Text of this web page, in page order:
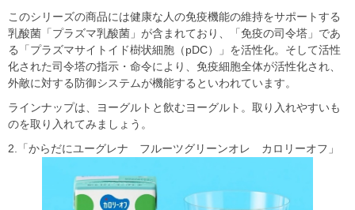
このシリーズの商品には健康な人の免疫機能の維持をサポートする
乳酸菌「プラズマ乳酸菌」が含まれており、「免疫の司令塔」であ
る「プラズマサイトイド樹状細胞（pDC）」を活性化。そして活性
化された司令塔の指示・命令により、免疫細胞全体が活性化され、
外敵に対する防御システムが機能するといわれています。
ラインナップは、ヨーグルトと飲むヨーグルト。取り入れやすいも
のを取り入れてみましょう。
2.「からだにユーグレナ フルーツグリーンオレ カロリーオフ」